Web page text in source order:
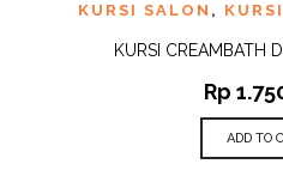
KURSI SALON ,
KURSI CREAMBATH
Rp
ADD TO